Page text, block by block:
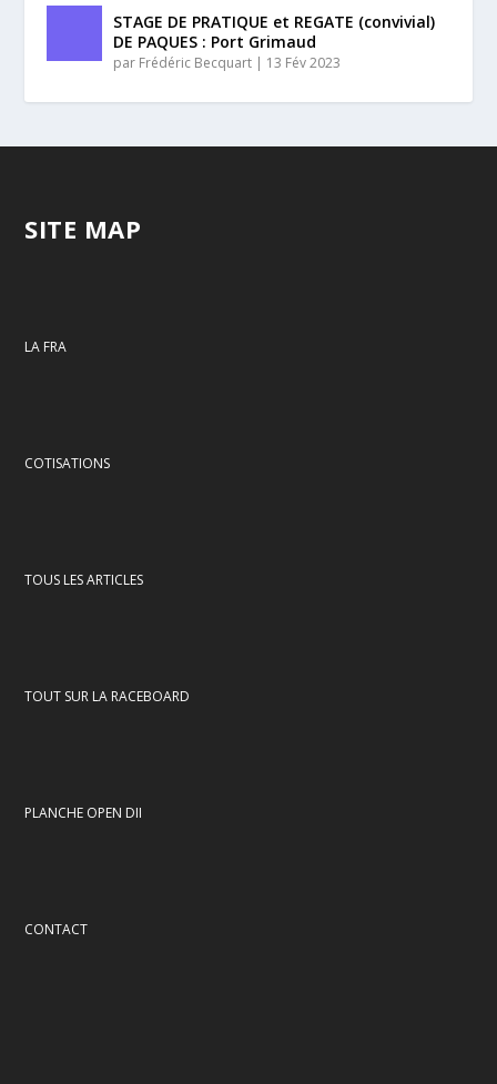
STAGE DE PRATIQUE et REGATE (convivial)
DE PAQUES : Port Grimaud
par Frédéric Becquart | 13 Fév 2023
SITE MAP
LA FRA
COTISATIONS
TOUS LES ARTICLES
TOUT SUR LA RACEBOARD
PLANCHE OPEN DII
CONTACT